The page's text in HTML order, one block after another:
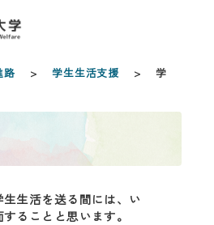
路>学生生活支援> 学
生活を送る間には、い
ることと思います。